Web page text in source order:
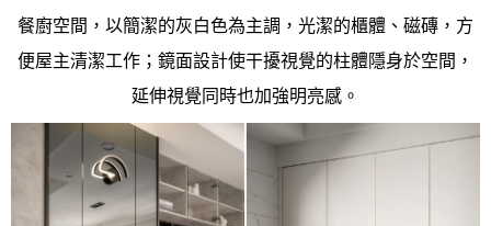
餐廚空間，以簡潔的灰白色為主調，光潔的櫃體、磁磚，方
便屋主清潔工作； 鏡面設計使干擾視覺的柱體隱身於空間，
延伸視覺同時也加強明亮感。